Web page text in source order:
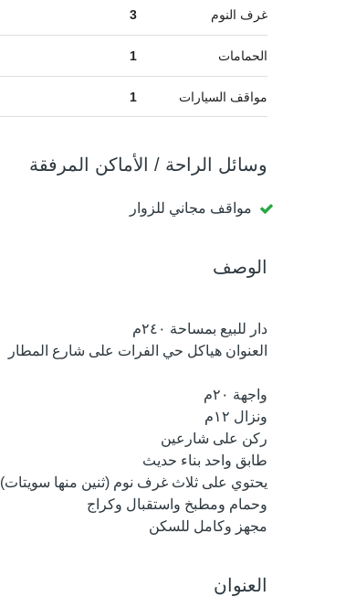
غرف النوم 3
الحمامات 1
مواقف السيارات 1
وسائل الراحة / الأماكن المرفقة
مواقف مجاني للزوار
الوصف
دار للبيع بمساحة ٢٤٠م
العنوان هياكل حي الفرات على شارع المطار
واجهة ٢٠م
ونزال ١٢م
ركن على شارعين
طابق واحد بناء حديث
يحتوي على ثلاث غرف نوم (ثنين منها سويتات)
وحمام ومطبخ واستقبال وكراج
مجهز وكامل للسكن
العنوان